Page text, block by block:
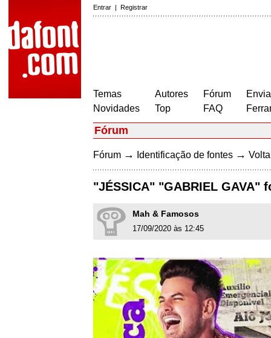
Entrar | Registrar
Temas
Novidades
Autores
Top
Fórum
FAQ
Fórum
Fórum → Identificação de fontes →
"JÉSSICA" "GABRIEL GAVA"
Mah & Famosos
17/09/2020 às 12:45